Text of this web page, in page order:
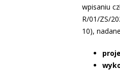
wpisaniu
R/01/ZS/
10),